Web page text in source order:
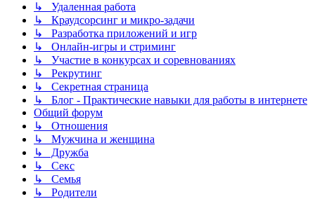
↳ Удаленная работа
↳ Краудсорсинг и микро-задачи
↳ Разработка приложений и игр
↳ Онлайн-игры и стриминг
↳ Участие в конкурсах и соревнованиях
↳ Рекрутинг
↳ Секретная страница
↳ Блог - Практические навыки для работы в интернете
Общий форум
↳ Отношения
↳ Мужчина и женщина
↳ Дружба
↳ Секс
↳ Семья
↳ Родители